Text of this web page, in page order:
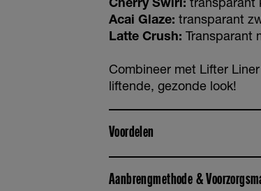
Acai Glaze: transparant
Latte Crush: Transparant
Combineer met Lifter
liftende, gezonde look!
Voordelen
Aanbrengmethode &